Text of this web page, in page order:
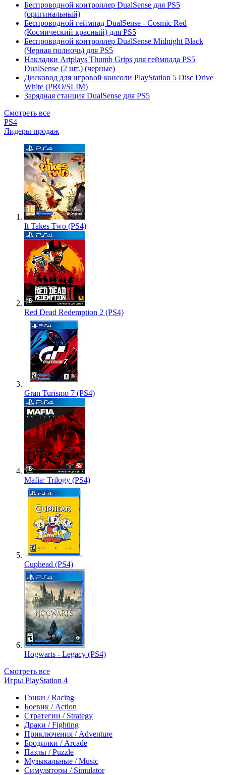
Беспроводной контроллер DualSense для PS5
(оригинальный)
Беспроводной геймпад DualSense - Cosmic Red
(Космический красный) для PS5
Беспроводной контроллер DualSense Midnight Black
(Черная полночь) для PS5
Накладки Artplays Thumb Grips для геймпада PS5
DualSense (2 шт.) (черные)
Дисковод для игровой консоли PlayStation 5 Disc Drive
White (PRO/SLIM)
Зарядная станция DualSense для PS5
Смотреть все
PS4
Лидеры продаж
It Takes Two (PS4)
Red Dead Redemption 2 (PS4)
Gran Turismo 7 (PS4)
Mafia: Trilogy (PS4)
Cuphead (PS4)
Hogwarts - Legacy (PS4)
Смотреть все
Игры PlayStation 4
Гонки / Racing
Боевик / Action
Стратегии / Strategy
Драки / Fighting
Приключения / Adventure
Бродилки / Arcade
Пазлы / Puzzle
Музыкальные / Music
Симуляторы / Simulator